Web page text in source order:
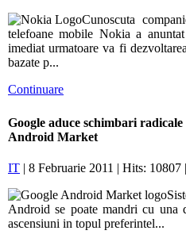
Cunoscuta
telefoane mobile Nokia a
imediat urmatoare va fi
bazate p...
Continuare
Google aduce schimbari
Android Market
IT | 8 Februarie 2011 | Hits: 10807 |
Android se poate mandri cu una
ascensiuni in topul preferintel...